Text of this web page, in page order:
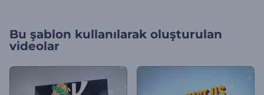
Bu şablon kullanılarak oluşturulan
videolar